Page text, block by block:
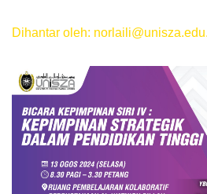
Dihantar oleh: